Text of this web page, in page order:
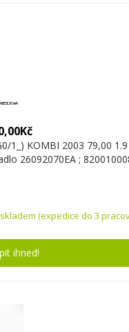
1_) KOMBI 2003 79,00
26092070EA ;
skladem (expedice do 3
ihned!